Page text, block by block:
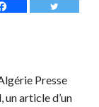
Presse
article d’un